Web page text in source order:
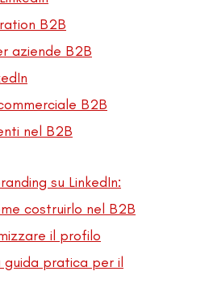
B2B
aziende B2B
B2B
nel B2B
su LinkedIn:
costruirlo nel B2B
il profilo
guida pratica per il